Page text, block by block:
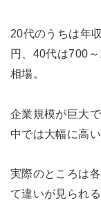
20代のうちは年
円、40代は700
相場。
企業規模が巨大
中では大幅に高
実際のところは
て違いが見られ